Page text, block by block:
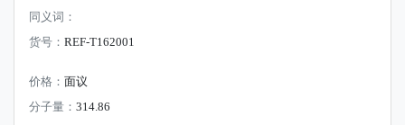
同义词：
货号： REF-T162001
价格： 面议
分子量： 314.86